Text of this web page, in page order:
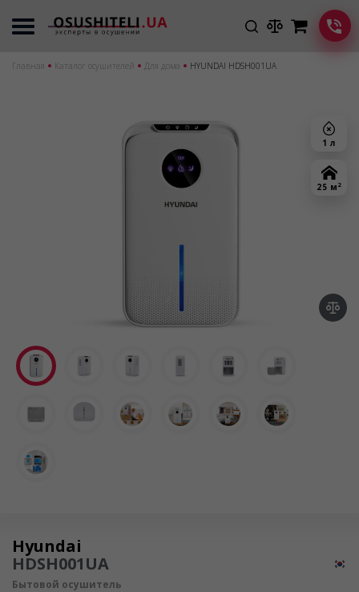
Главная Каталог осушителей Для дома HYUNDAI HDSH001UA
1 л
25 м 2
Осушитель воздуха
Hyundai
HDSH001UA
Бытовой осушитель